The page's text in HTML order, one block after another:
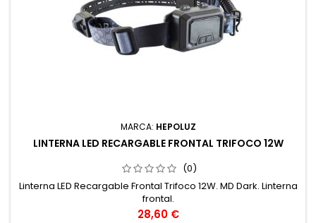
MARCA: HEPOLUZ
LINTERNA LED RECARGABLE FRONTAL TRIFOCO 12W
(0)
Linterna LED Recargable Frontal Trifoco 12W. MD Dark. Linterna
frontal.
Precio
28,60 €